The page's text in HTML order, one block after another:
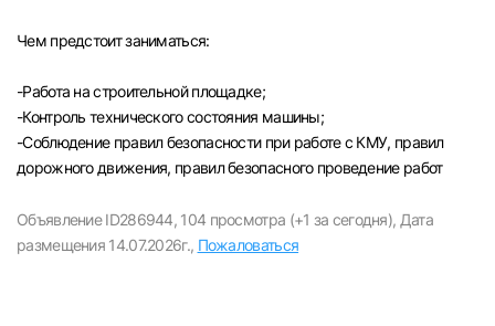
Чем предстоит заниматься:
-Paбота на строительной площадке;
-Контроль технического состояния машины;
-Соблюдение правил безопасности при работе с КМУ, правил
дорожного движения, правил безопасного проведение работ
Объявление ID286944, 104 просмотра (+1 за сегодня), Дата
размещения 14.07.2026г., Пожаловаться